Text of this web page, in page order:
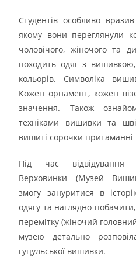
Студентів особливо
якому вони переглянули
чоловічого, жіночого та
походить одяг з
кольорів. Символіка
Кожен орнамент, кожен
значення. Також
техніками вишивки та
вишиті сорочки притаманні
Під час відвідування
Верховинки (Музей
змогу зануритися в
одягу та наглядно
перемітку (жіночий
музею детально
гуцульської вишивки.